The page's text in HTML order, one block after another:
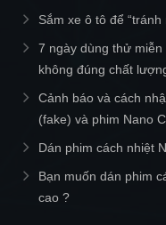
Sắm xe ô tô để “tránh
7 ngày dùng thử
không đúng chất
Cảnh báo và cách
(fake) và phim Nano
Dán phim cách nhiệt
Bạn muốn dán phim
cao ?